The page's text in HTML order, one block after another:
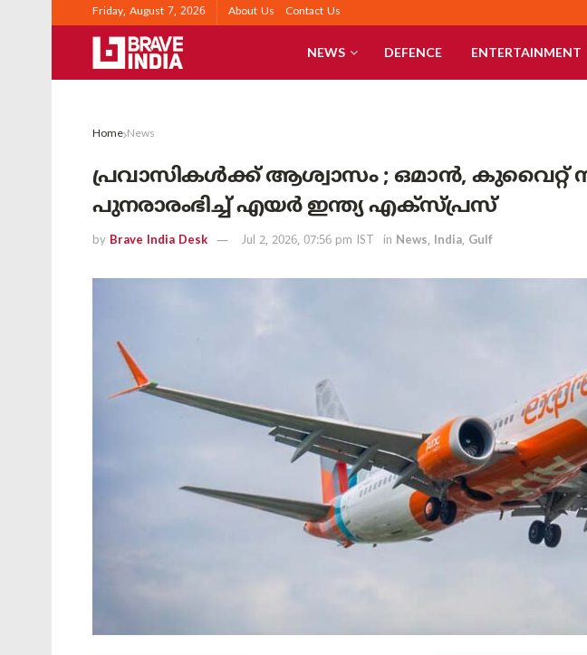
Friday, August 7, 2026 About Us Contact Us
NEWS DEFENCE ENTERTAINMENT
Home News
പ്രവാസികൾക്ക് ആശ്വാസം ; ഒമാൻ,
പുനരാരംഭിച്ച് എയർ ഇന്ത്യ എക്സ്പ്രസ്
by Brave India Desk Jul 2, 2026, 07:56 pm IST in News, India, Gulf